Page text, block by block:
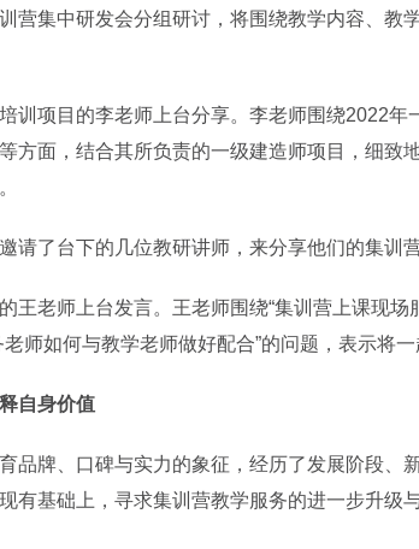
营集中研发会分组研讨，将围绕教学内容、教
训项目的李老师上台分享。李老师围绕2022
方面，结合其所负责的一级建造师项目，细致
请了台下的几位教研讲师，来分享他们的集训
王老师上台发言。王老师围绕“集训营上课现
师如何与教学老师做好配合”的问题，表示将
自身价值
品牌、口碑与实力的象征，经历了发展阶段、
有基础上，寻求集训营教学服务的进一步升级与